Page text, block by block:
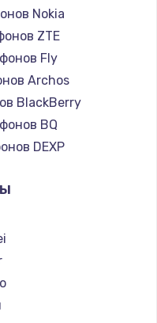
NFC
Fi
Nokia
ZTE
Fly
Archos
BlackBerry
BQ
DEXP
Ginzzu
Highscreen
Irbis
Kyocera
LeEco
OnePlus